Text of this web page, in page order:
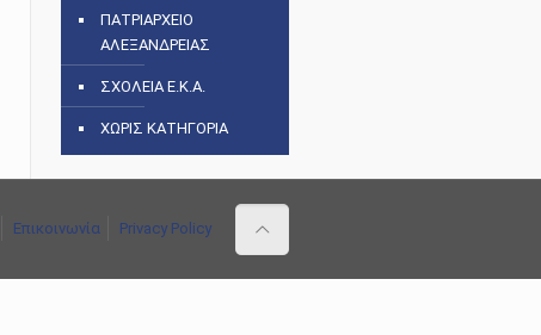
ΠΑΤΡΙΑΡΧΕΙΟ
ΑΛΕΞΑΝΔΡΕΙΑΣ
ΣΧΟΛΕΙΑ Ε.Κ.Α.
ΧΩΡΙΣ ΚΑΤΗΓΟΡΙΑ
Επικοινωνία Privacy Policy